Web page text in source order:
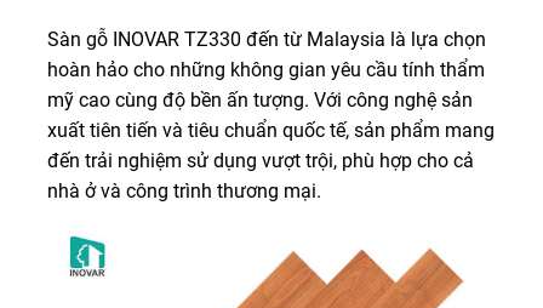
Sàn gỗ INOVAR TZ330 đến từ Malaysia là lựa chọn
hoàn hảo cho những không gian yêu cầu tính thẩm
mỹ cao cùng độ bền ấn tượng. Với công nghệ sản
xuất tiên tiến và tiêu chuẩn quốc tế, sản phẩm mang
đến trải nghiệm sử dụng vượt trội, phù hợp cho cả
nhà ở và công trình thương mại.